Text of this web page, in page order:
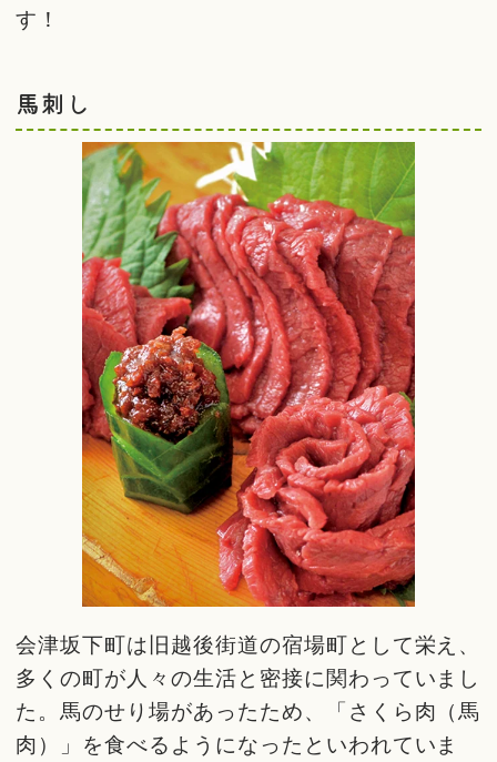
す！
馬刺し
会津坂下町は旧越後街道の宿場町として栄え、
多くの町が人々の生活と密接に関わっていまし
た。馬のせり場があったため、「さくら肉（馬
肉）」を食べるようになったといわれていま